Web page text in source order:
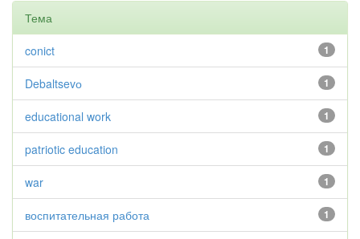
Тема
1
conict
1
Debaltsevо
1
educational work
1
patriotic education
1
war
1
воспитательная работа